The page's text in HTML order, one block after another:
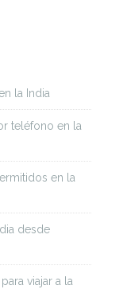
la India
teléfono en la
en la
desde
viajar a la